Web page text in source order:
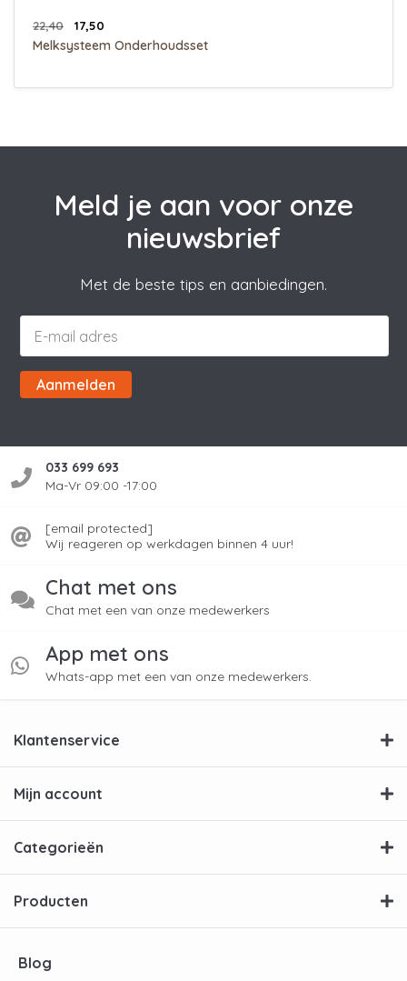
22,40 17,50
Melksysteem Onderhoudsset
Meld je aan voor onze
nieuwsbrief
Met de beste tips en aanbiedingen.
Aanmelden
033 699 693
Ma-Vr 09:00 -17:00
[email protected]
Wij reageren op werkdagen binnen 4 uur!
Chat met ons
Chat met een van onze medewerkers
App met ons
Whats-app met een van onze medewerkers.
Klantenservice
Mijn account
Categorieën
Producten
Blog